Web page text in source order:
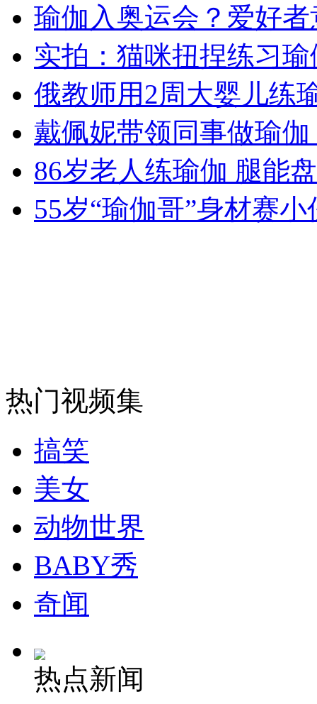
山西运城恶犬咬伤多人 警民合力深夜将其击毙
女孩北京地铁殴打老人 痛下狠手拳打脚踢
无痛分娩是否安全 医生回应
外交部：反对强权政治霸凌主义
司机酒驾遇交警 急速倒车逃窜
瑜伽入奥运会？爱好
实拍：猫咪扭捏练习瑜
俄教师用2周大婴儿练
戴佩妮带领同事做瑜
86岁老人练瑜伽 腿能
55岁“瑜伽哥”身材赛小
热门视频集
搞笑
美女
动物世界
BABY秀
奇闻
热点新闻